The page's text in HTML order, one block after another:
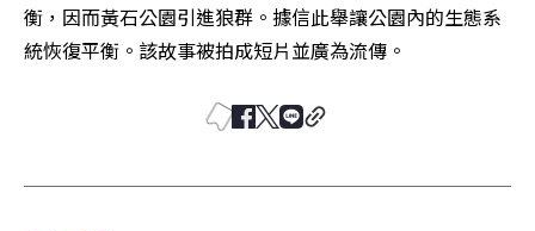
衡，因而黃石公園引進狼群。據信此舉讓公園內的生態系
統恢復平衡。該故事被拍成短片並廣為流傳。